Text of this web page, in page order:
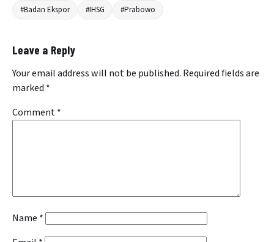
#Badan Ekspor #IHSG #Prabowo
Leave a Reply
Your email address will not be published. Required fields are
marked *
Comment*
Name *